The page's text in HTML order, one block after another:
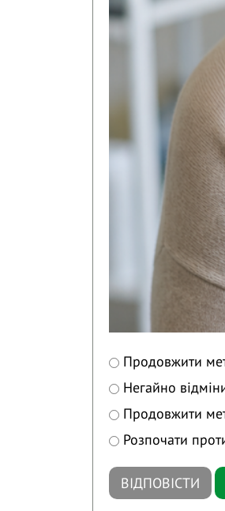
Продовжити
Негайно
Продовжити
Розпочати
ВІДПОВІСТИ